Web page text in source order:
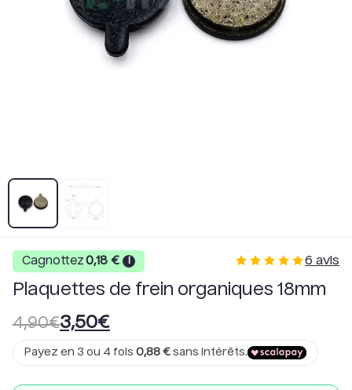
Cagnottez 0,18 € i 6 avis
Plaquettes de frein organiques 18mm
4,90€3,50€
Payez en 3 ou 4 fois 0,88 € sans intérêts.